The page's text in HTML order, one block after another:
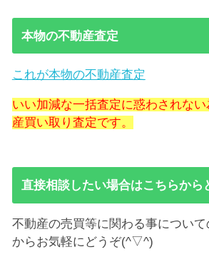
本物の不動産査定
これが本物の不動産査定
いい加減な一括査定に惑わされな
産買い取り査定です。
直接相談したい場合はこちらから
不動産の売買等に関わる事につい
からお気軽にどうぞ(^▽^)